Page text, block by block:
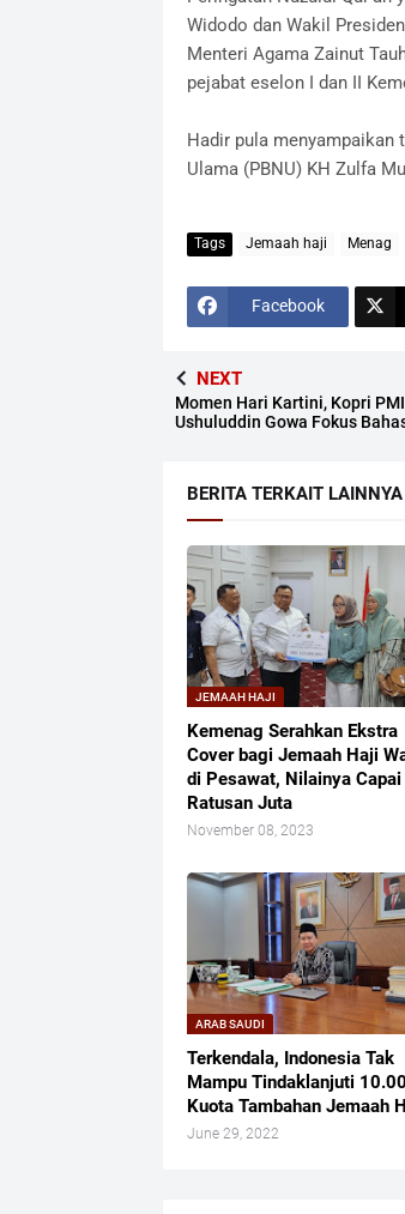
Widodo dan Wakil
Menteri Agama Zainut
pejabat eselon I dan II
Hadir pula menyampaikan
Ulama (PBNU) KH Zulfa
Tags Jemaah haji Menag
Facebook
NEXT
Momen Hari Kartini, Kopri
Ushuluddin Gowa Fokus
BERITA TERKAIT LAINNYA
JEMAAH HAJI
Kemenag Serahkan Ekstra
Cover bagi Jemaah Haji
di Pesawat, Nilainya Capai
Ratusan Juta
November 08, 2023
ARAB SAUDI
Terkendala, Indonesia Tak
Mampu Tindaklanjuti
Kuota Tambahan Jemaah
June 29, 2022